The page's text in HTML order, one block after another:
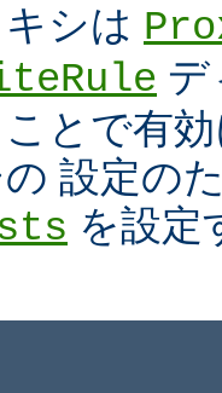
シは
とで有
設定の
を設定